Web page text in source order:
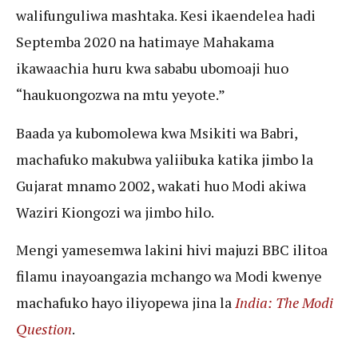
walifunguliwa mashtaka. Kesi ikaendelea hadi
Septemba 2020 na hatimaye Mahakama
ikawaachia huru kwa sababu ubomoaji huo
“haukuongozwa na mtu yeyote.”
Baada ya kubomolewa kwa Msikiti wa Babri,
machafuko makubwa yaliibuka katika jimbo la
Gujarat mnamo 2002, wakati huo Modi akiwa
Waziri Kiongozi wa jimbo hilo.
Mengi yamesemwa lakini hivi majuzi BBC ilitoa
filamu inayoangazia mchango wa Modi kwenye
machafuko hayo iliyopewa jina laIndia: The Modi
Question.